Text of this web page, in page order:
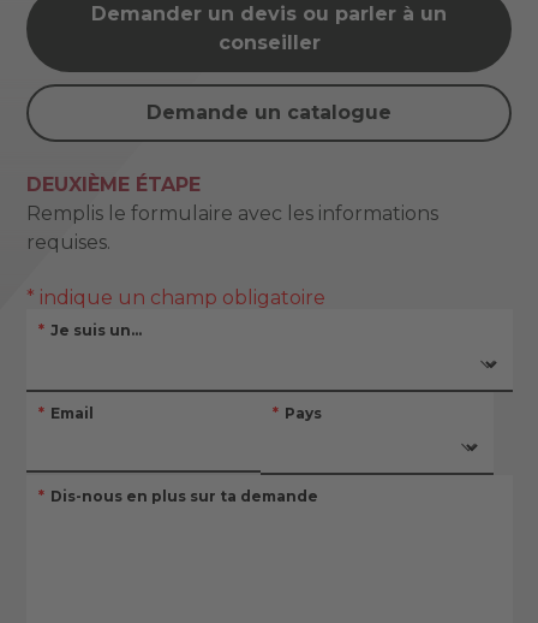
Demander un devis ou parler à un
conseiller
Demande un catalogue
DEUXIÈME ÉTAPE
Remplis le formulaire avec les informations
requises.